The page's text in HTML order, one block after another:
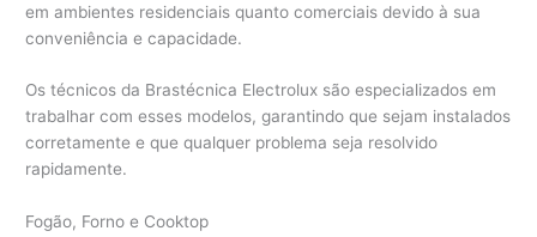
em ambientes residenciais quanto comerciais devido à sua
conveniência e capacidade.
Os técnicos da Brastécnica Electrolux são especializados em
trabalhar com esses modelos, garantindo que sejam instalados
corretamente e que qualquer problema seja resolvido
rapidamente.
Fogão, Forno e Cooktop